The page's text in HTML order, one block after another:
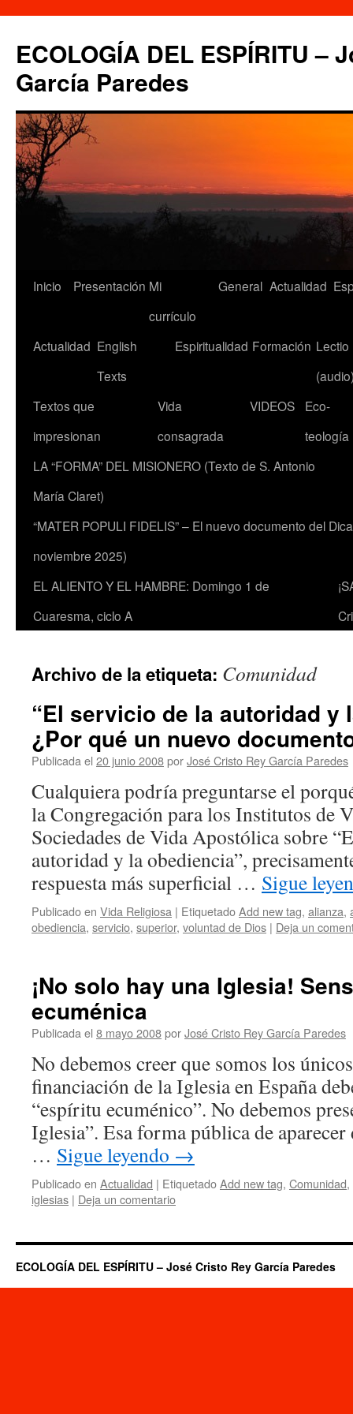
contenido
ECOLOGÍA DEL ESPÍRITU –
García Paredes
Inicio Presentación Mi
currículo
General Actualidad
Actualidad English
Texts
Espiritualidad Formación Lectio
Textos que
impresionan
Vida
consagrada
VIDEOS
Eco-
teología
LA “FORMA” DEL MISIONERO (Texto de S. Antonio
María Claret)
“MATER POPULI FIDELIS” – El nuevo documento del
noviembre 2025)
EL ALIENTO Y EL HAMBRE: Domingo 1 de
Cuaresma, ciclo A
Archivo de la etiqueta: Comunidad
“El servicio de la autoridad y
¿Por qué un nuevo
Publicada el 20 junio 2008porJosé Cristo Rey García Paredes
Cualquiera podría preguntarse el
la Congregación para los Institutos de
Sociedades de Vida Apostólica sobre
autoridad y la obediencia”,
respuesta más superficial … Sigue
Publicado en Vida Religiosa | EtiquetadoAdd new tag, alianza,
obediencia, servicio, superior, voluntad de Dios | Deja un
¡No solo hay una Iglesia!
ecuménica
Publicada el 8 mayo 2008porJosé Cristo Rey García Paredes
No debemos creer que somos los
financiación de la Iglesia en España
“espíritu ecuménico”. No debemos
Iglesia”. Esa forma pública de
… Sigue leyendo →
Publicado en Actualidad | EtiquetadoAdd new tag, Comunidad,
iglesias | Deja un comentario
ECOLOGÍA DEL ESPÍRITU – José Cristo Rey García Paredes